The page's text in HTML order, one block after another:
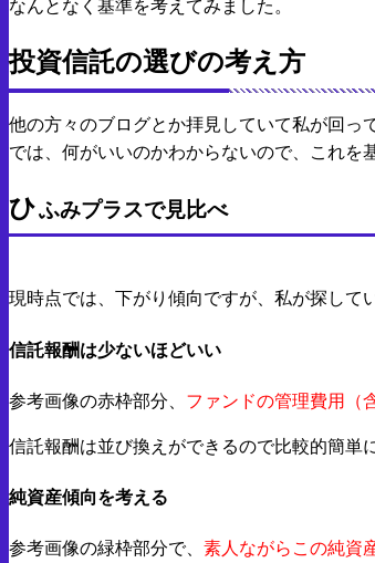
なんとなく基準を考えてみました。
投資信託の選びの考え方
他の方々のブログとか拝見していて私が回っ
では、何がいいのかわからないので、これを
ひふみプラスで見比べ
現時点では、下がり傾向ですが、私が探して
信託報酬は少ないほどいい
参考画像の赤枠部分、 ファンドの管理費用（
信託報酬は並び換えができるので比較的簡単
純資産傾向を考える
参考画像の緑枠部分で、 素人ながらこの純資